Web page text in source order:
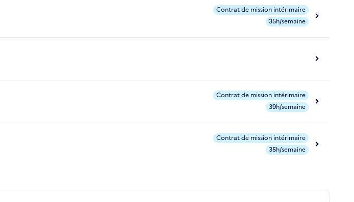
Contrat de mission intérimaire
35h/semaine
Contrat de mission intérimaire
39h/semaine
Contrat de mission intérimaire
35h/semaine